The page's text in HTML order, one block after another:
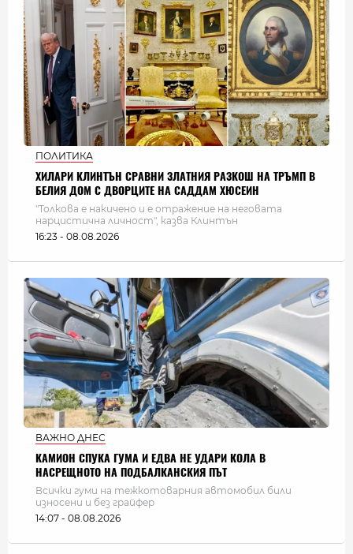
ПОЛИТИКА
ХИЛАРИ КЛИНТЪН СРАВНИ ЗЛАТНИЯ РАЗКОШ НА ТРЪМП В
БЕЛИЯ ДОМ С ДВОРЦИТЕ НА САДДАМ ХЮСЕИН
"Толкова е накичено и е отражение на неговата
нарцистична личност", казва Клинтън
16:23 - 08.08.2026
ВАЖНО ДНЕС
КАМИОН СПУКА ГУМА И ЕДВА НЕ УДАРИ КОЛА В
НАСРЕЩНОТО НА ПОДБАЛКАНСКИЯ ПЪТ
Всички гуми на тежкотоварния автомобил били
износени и без грайфер
14:07 - 08.08.2026